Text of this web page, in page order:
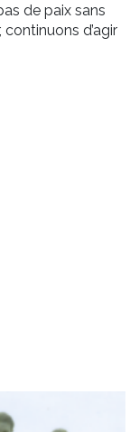
de paix sans
continuons d’agir